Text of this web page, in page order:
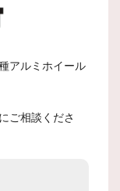
アルミホイール
ご相談くださ